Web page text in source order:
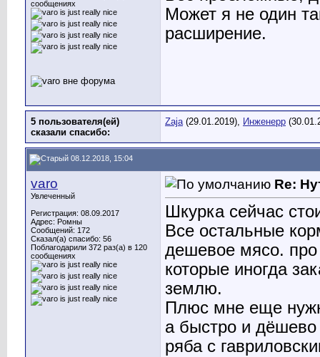
сообщениях
Может я не один
расширение.
5 пользователя(ей)
сказали cпасибо:
Zaja(29.01.2019), Инженерр
08.12.2018, 15:04
varo
Увлеченный
Регистрация: 08.09.2017
Адрес: Ромны
Сообщений: 172
Сказал(а) спасибо: 56
Поблагодарили 372 раз(а) в 120
сообщениях
Re:
Шкурка сейчас
Все остальные
дешевое мясо. про
которые иногда
землю.
Плюс мне еще
а быстро и дёшево
ряба с